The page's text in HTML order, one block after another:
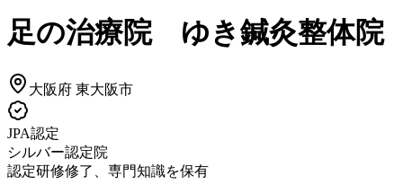
足の治療院 ゆき鍼灸整体院
大阪府 東大阪市
JPA認定
シルバー認定院
認定研修修了、専門知識を保有